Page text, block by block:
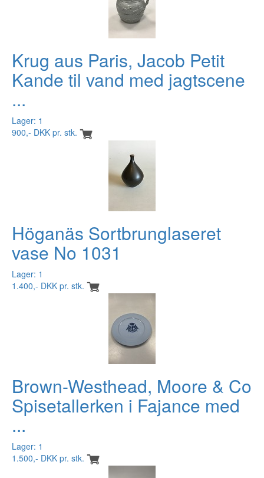
Krug aus Paris, Jacob Petit
Kande til vand med jagtscene
...
Lager: 1
900,- DKK pr. stk.
Höganäs Sortbrunglaseret
vase No 1031
Lager: 1
1.400,- DKK pr. stk.
Brown-Westhead, Moore & Co
Spisetallerken i Fajance med
...
Lager: 1
1.500,- DKK pr. stk.